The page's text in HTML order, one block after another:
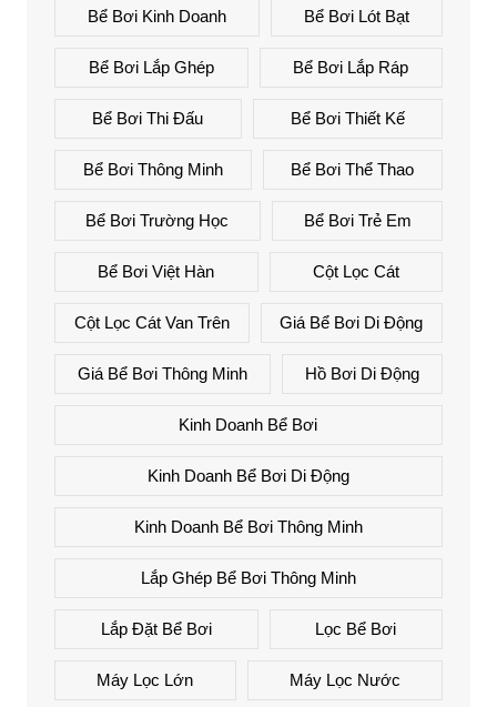
Bể Bơi Kinh Doanh Bể Bơi Lót Bạt
Bể Bơi Lắp Ghép Bể Bơi Lắp Ráp
Bể Bơi Thi Đấu Bể Bơi Thiết Kế
Bể Bơi Thông Minh Bể Bơi Thể Thao
Bể Bơi Trường Học Bể Bơi Trẻ Em
Bể Bơi Việt Hàn Cột Lọc Cát
Cột Lọc Cát Van Trên Giá Bể Bơi Di Động
Giá Bể Bơi Thông Minh Hồ Bơi Di Động
Kinh Doanh Bể Bơi
Kinh Doanh Bể Bơi Di Động
Kinh Doanh Bể Bơi Thông Minh
Lắp Ghép Bể Bơi Thông Minh
Lắp Đặt Bể Bơi Lọc Bể Bơi
Máy Lọc Lớn Máy Lọc Nước